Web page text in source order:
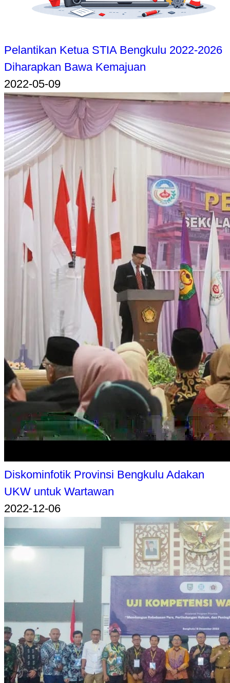
Pelantikan Ketua STIA Bengkulu 2022-2026
Diharapkan Bawa Kemajuan
2022-05-09
Diskominfotik Provinsi Bengkulu Adakan
UKW untuk Wartawan
2022-12-06